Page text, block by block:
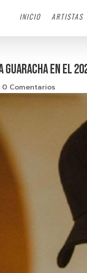
INICIO ARTISTAS
GUARACHA EN EL
0 Comentarios